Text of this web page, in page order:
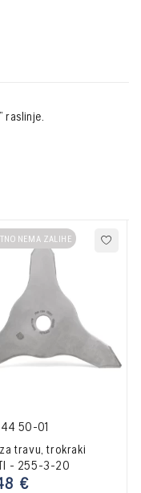
raslinje.
NEMA ZALIHE
50-01
travu, trokraki
- 255-3-20
€